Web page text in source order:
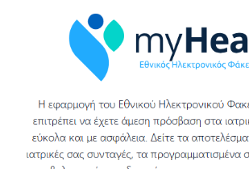
ΗΜΑΘΙΑΣ